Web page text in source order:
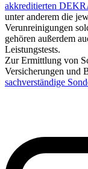
akkreditierten
unter anderem die
Verunreinigungen
gehören außerdem
Leistungstests.
Zur Ermittlung von
Versicherungen und
sachverständige